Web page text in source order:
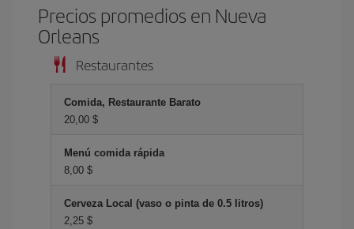
Precios promedios en Nueva
Orleans
Restaurantes
Comida, Restaurante Barato
20,00 $
Menú comida rápida
8,00 $
Cerveza Local (vaso o pinta de 0.5 litros)
2,25 $